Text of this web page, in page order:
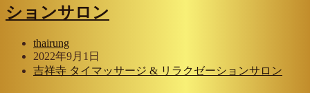
ションサロン
thairung
2022年9月1日
吉祥寺 タイマッサージ & リラクゼーションサロン